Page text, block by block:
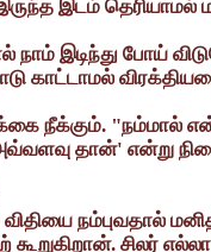
இடம் தெரியாமல்
நாம் இடிந்து போய்
காட்டாமல்
நீக்கும். "நம்மால்
தான்' என்று
நம்புவதால்
சிலர்